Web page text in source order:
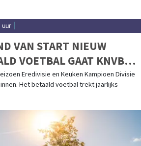
uur
VAN START NIEUW
VOETBAL GAAT KNVB
EN VEILIG VOETBAL
Eredivisie en Keuken Kampioen Divisie
Het betaald voetbal trekt jaarlijks